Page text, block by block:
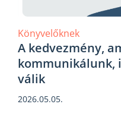
Könyvelőknek
A kedvezmény,
kommunikálunk,
válik
2026.05.05.